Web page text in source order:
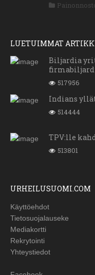
LUETUIMMAT
Biljardia
517956
Indians
514444
TPV:lle
513801
URHEILUSUOMI.COM
Käyttöehdot
Tietosuojalauseke
Mediakortti
Rekrytointi
Yhteystiedot